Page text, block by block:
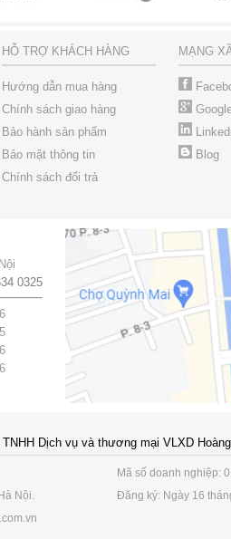
HỖ TRỢ KHÁCH HÀNG
Hướng dẫn mua hàng
Chính sách giao hàng
Bảo hành sản phẩm
Bảo mật thông tin
Chính sách đổi trả
MẠNG
Blog
0325
Dịch vụ và thương mại VLXD
Nội.
Mã số doanh nghiệp:
Đăng ký: Ngày 16